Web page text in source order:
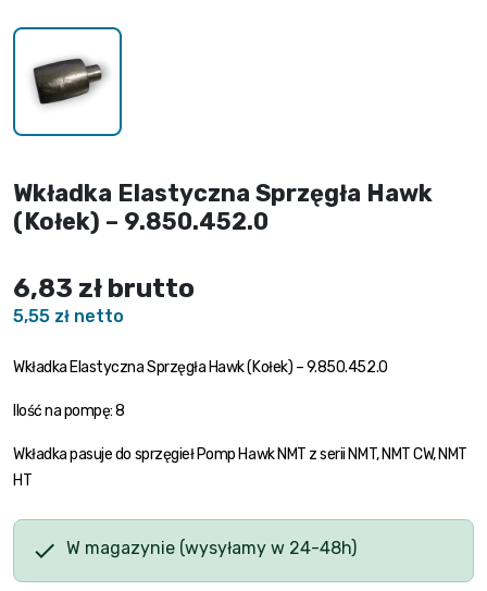
Wkładka Elastyczna Sprzęgła Hawk
(Kołek) – 9.850.452.0
6,83 zł brutto
5,55 zł netto
Wkładka Elastyczna Sprzęgła Hawk (Kołek) – 9.850.452.0
Ilość na pompę: 8
Wkładka pasuje do sprzęgieł Pomp Hawk NMT z serii NMT, NMT CW, NMT
HT
 W magazynie (wysyłamy w 24-48h)